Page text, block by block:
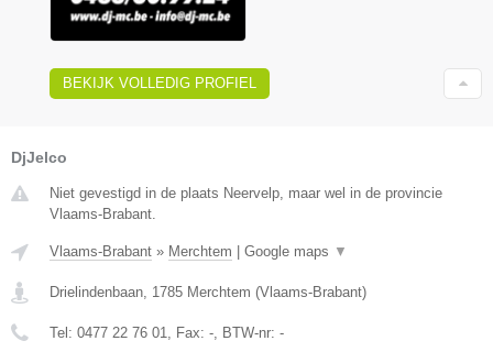
BEKIJK VOLLEDIG PROFIEL
DjJelco
Niet gevestigd in de plaats Neervelp, maar wel in de provincie
Vlaams-Brabant.
Vlaams-Brabant » Merchtem Google maps ▼
Drielindenbaan 1785 Merchtem (Vlaams-Brabant)
Tel: 0477 22 76 01 , Fax: - , BTW-nr: -